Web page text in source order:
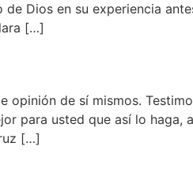
Dios en su experiencia
[…]
de sí mismos.
para usted que así lo haga,
[…]